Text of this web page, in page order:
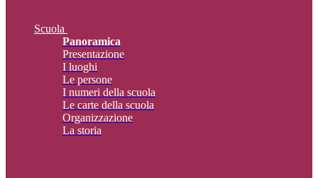
Scuola
Panoramica
Presentazione
I luoghi
Le persone
I numeri della scuola
Le carte della scuola
Organizzazione
La storia